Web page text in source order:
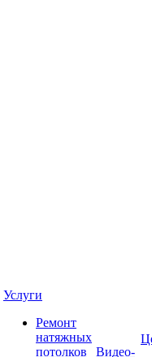
Услуги
Ремонт
натяжных
потолков
Видео-